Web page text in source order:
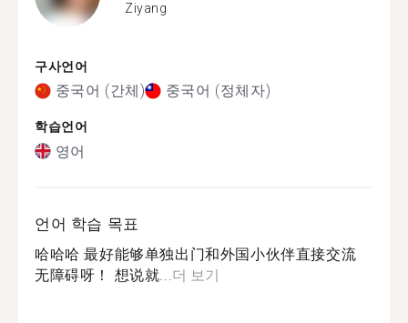
Ziyang
구사언어
중국어 (간체) 중국어 (정체자)
학습언어
영어
언어 학습 목표
哈哈哈 最好能够单独出门和外国小伙伴直接交流
无障碍呀！ 想说就... 더 보기